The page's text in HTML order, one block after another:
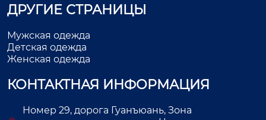
ДРУГИЕ СТРАНИЦЫ
Мужская одежда
Детская одежда
Женская одежда
КОНТАКТНАЯ ИНФОРМАЦИЯ
Номер 29, дорога Гуанъюань, Зона